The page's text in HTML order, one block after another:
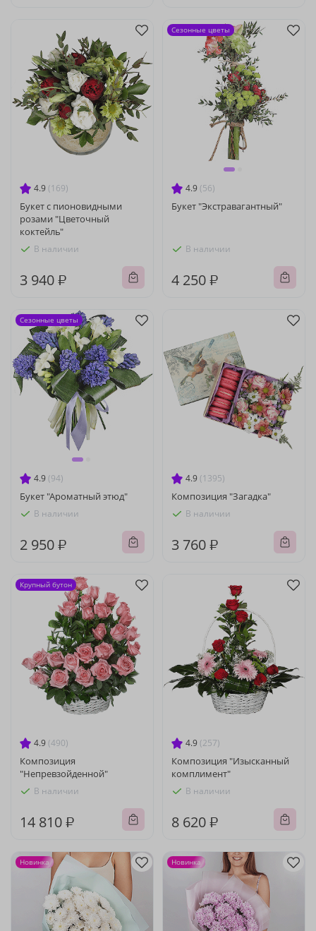
4.9 (169)
Букет с пионовидными
розами "Цветочный
коктейль"
В наличии
3 940 ₽
4.9 (56)
Букет "Экстравагантный"
В наличии
4 250 ₽
Сезонные цветы
4.9 (94)
Букет "Ароматный этюд"
В наличии
2 950 ₽
Сезонные цветы
4.9 (1395)
Композиция "Загадка"
В наличии
3 760 ₽
4.9 (490)
Композиция
"Непревзойденной"
В наличии
14 810 ₽
Крупный бутон
4.9 (257)
Композиция "Изысканный
комплимент"
В наличии
8 620 ₽
Новинка Новинка